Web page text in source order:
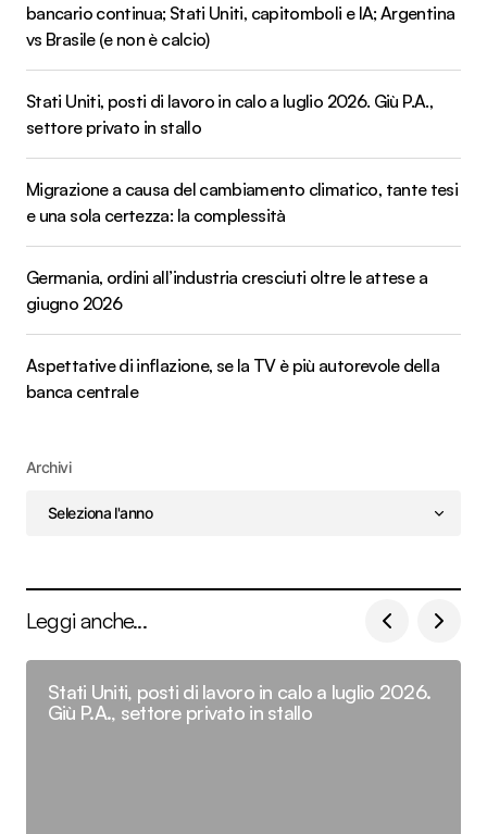
bancario continua; Stati Uniti, capitomboli e IA; Argentina
vs Brasile (e non è calcio)
Stati Uniti, posti di lavoro in calo a luglio 2026. Giù P.A.,
settore privato in stallo
Migrazione a causa del cambiamento climatico, tante tesi
e una sola certezza: la complessità
Germania, ordini all’industria cresciuti oltre le attese a
giugno 2026
Aspettative di inflazione, se la TV è più autorevole della
banca centrale
Archivi
Leggi anche...
Stati Uniti, posti di lavoro in calo a luglio 2026.
Giù P.A., settore privato in stallo